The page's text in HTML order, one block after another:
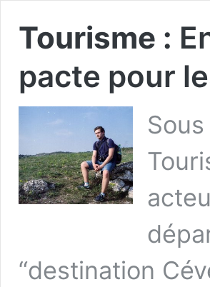
Tourisme :
pacte pour
“destination